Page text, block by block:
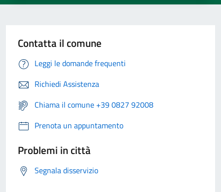
Contatta il comune
Leggi le domande frequenti
Richiedi Assistenza
Chiama il comune +39 0827 92008
Prenota un appuntamento
Problemi in città
Segnala disservizio